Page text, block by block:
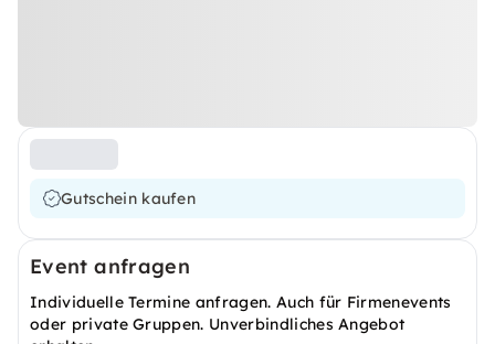
Gutschein kaufen
Event anfragen
Individuelle Termine anfragen. Auch für Firmenevents
oder private Gruppen. Unverbindliches Angebot